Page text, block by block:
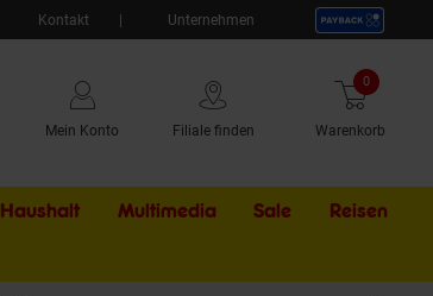
Kontakt Unternehmen
Mein Konto Filiale finden Warenkorb
0 Artikel
Haushalt Multimedia Sale Externer
Reisen